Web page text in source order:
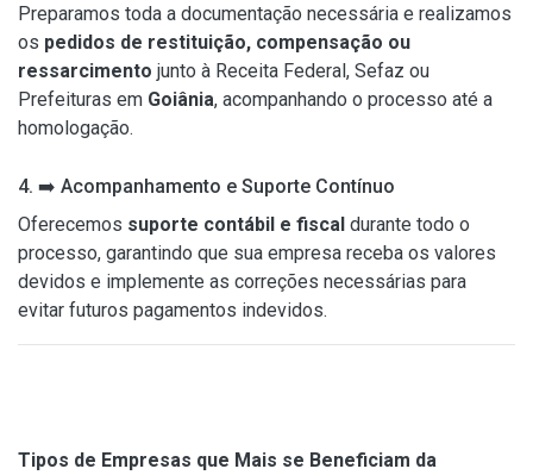
Preparamos toda a documentação necessária e realizamos
os pedidos de restituição, compensação ou
ressarcimento junto à Receita Federal, Sefaz ou
Prefeituras em Goiânia, acompanhando o processo até a
homologação.
4. ➡️ Acompanhamento e Suporte Contínuo
Oferecemos suporte contábil e fiscal durante todo o
processo, garantindo que sua empresa receba os valores
devidos e implemente as correções necessárias para
evitar futuros pagamentos indevidos.
Tipos de Empresas que Mais se Beneficiam da